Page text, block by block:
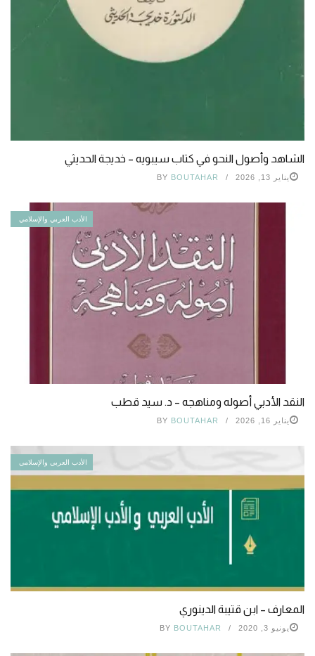
الشاهد وأصول النحو في كتاب سيبويه – خديجة الحديثي
يناير 13, 2026 BY BOUTAHAR
الأدب العربي والإسلامي
النقد الأدبي أصوله ومناهجه – د. سيد قطب
يناير 16, 2026 BY BOUTAHAR
الأدب العربي والإسلامي
المعارف – ابن قتيبة الدينوري
يونيو 3, 2020 BY BOUTAHAR